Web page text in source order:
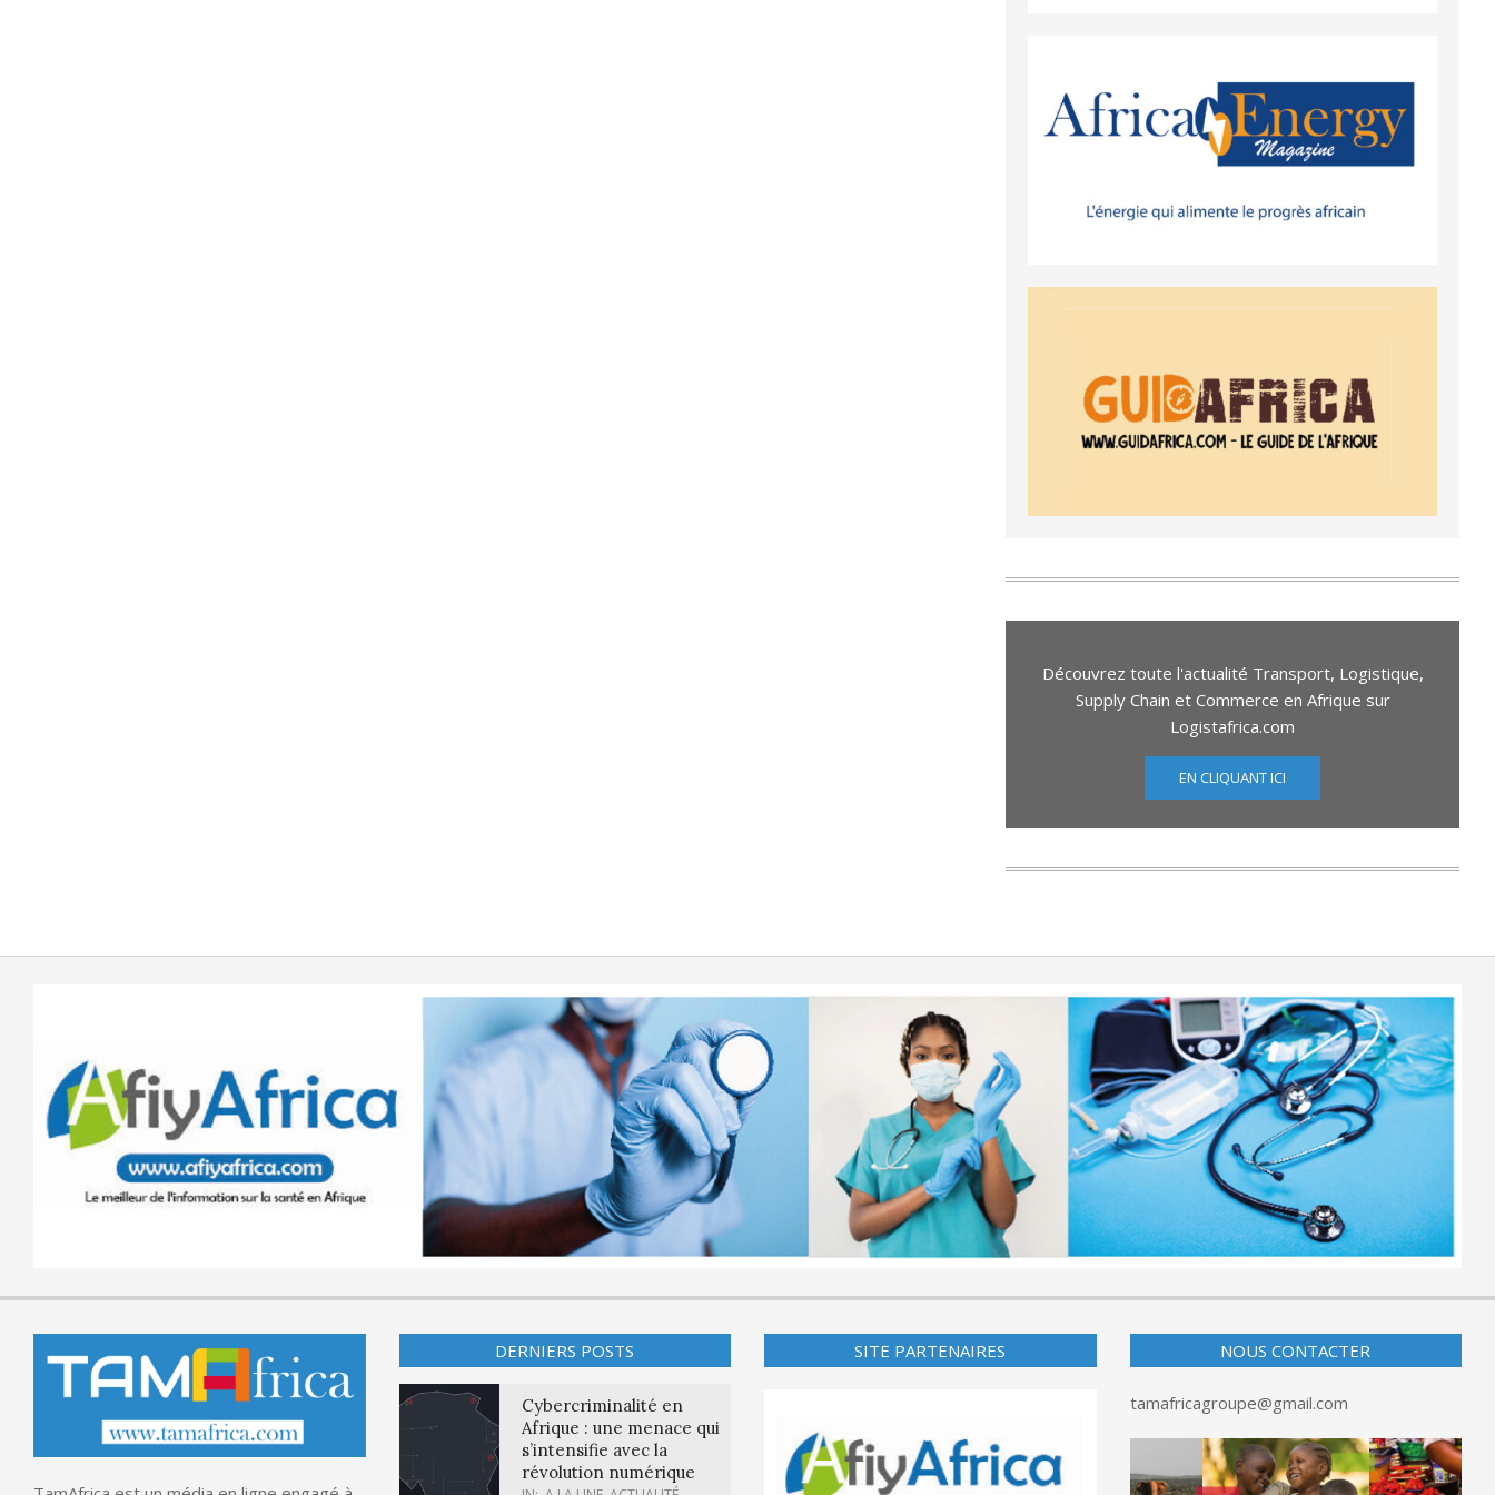
Découvrez toute l'actualité Transport, Logistique,
Supply Chain et Commerce en Afrique sur
Logistafrica.com
EN CLIQUANT ICI
DERNIERS POSTS
Cybercriminalité en
Afrique : une menace qui
s’intensifie avec la
révolution numérique
SITE PARTENAIRES NOUS CONTACTER
tamafricagroupe@gmail.com